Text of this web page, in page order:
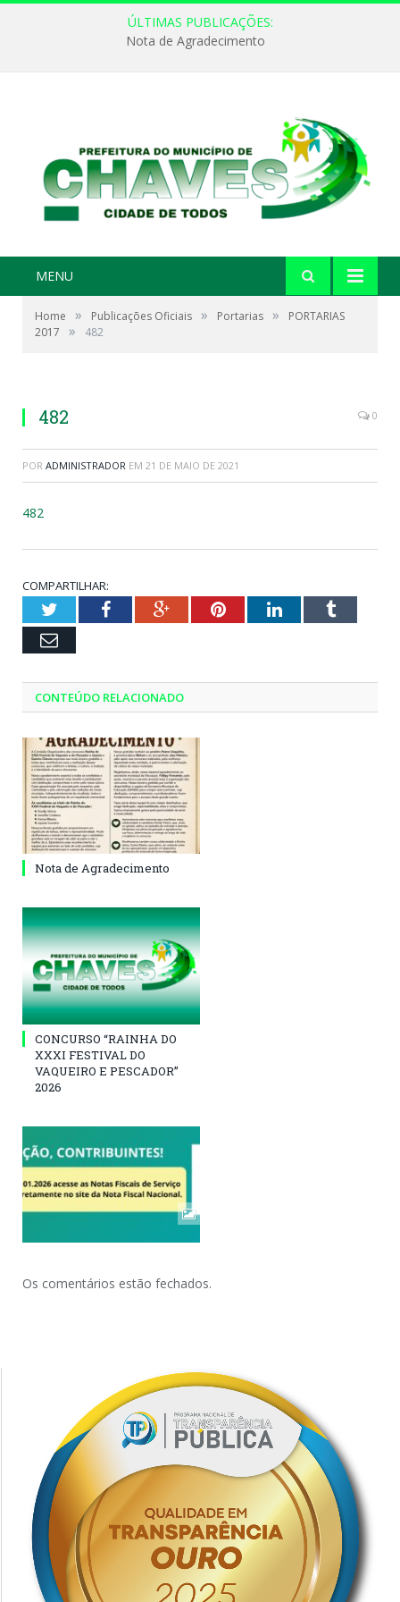
ÚLTIMAS PUBLICAÇÕES:
Nota de Agradecimento
MENU
Home » Publicações Oficiais » Portarias »
PORTARIAS
2017
» 482
482 0
POR ADMINISTRADOR EM 21 DE MAIO DE 2021
482
COMPARTILHAR:
TwitterFacebookGoogle+PinterestLinkedInTumblr
Email
CONTEÚDO RELACIONADO
Nota de Agradecimento
CONCURSO “RAINHA DO
XXXI FESTIVAL DO
VAQUEIRO E PESCADOR”
2026
Os comentários estão fechados.